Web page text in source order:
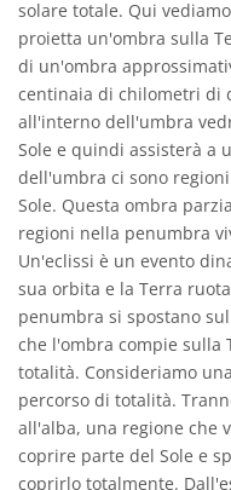
solare totale. Qui
proietta un'ombra sulla
di un'ombra
centinaia di chilometri di
all'interno dell'umbra
Sole e quindi assisterà a
dell'umbra ci sono
Sole. Questa ombra
regioni nella penumbra
Un'eclissi è un evento
sua orbita e la Terra
penumbra si spostano
che l'ombra compie sulla
totalità. Consideriamo
percorso di totalità.
all'alba, una regione che
coprire parte del Sole e
coprirlo totalmente.